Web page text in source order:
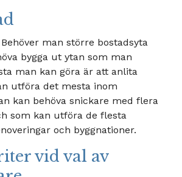
man större bostadsyta
bygga ut ytan som man
man kan göra är att anlita
utföra det mesta inom
kan behöva snickare med flera
som kan utföra de flesta
och byggnationer.
vid val av